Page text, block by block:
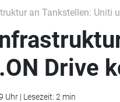
an Tankstellen: Uniti
Drive
Uhr | Lesezeit: 2 min